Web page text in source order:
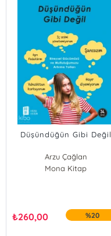
Düşündüğün Gibi Değil
Arzu Çağlan
Mona Kitap
₺260,00 %20